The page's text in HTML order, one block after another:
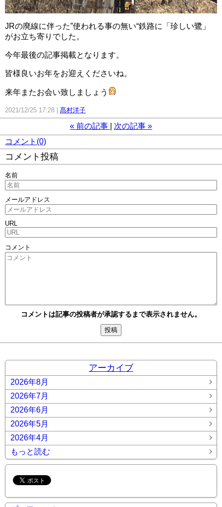
JRの廃線に伴った”使われる事の無い“鉄路に「珍しい鷺」
がお立ち寄りでした。
今年最後の記事掲載となります。
皆様良いお年をお迎えくださいね。
来年またお会い致しましょう
2021/12/25 17:28 髙村洋子
« 前の記事 次の記事 »
コメント(0)
コメント投稿
名前
メールアドレス
URL
コメント
コメントは記事の投稿者が承認するまで表示されません。
アーカイブ
2026年8月
2026年7月
2026年6月
2026年5月
2026年4月
もっと読む